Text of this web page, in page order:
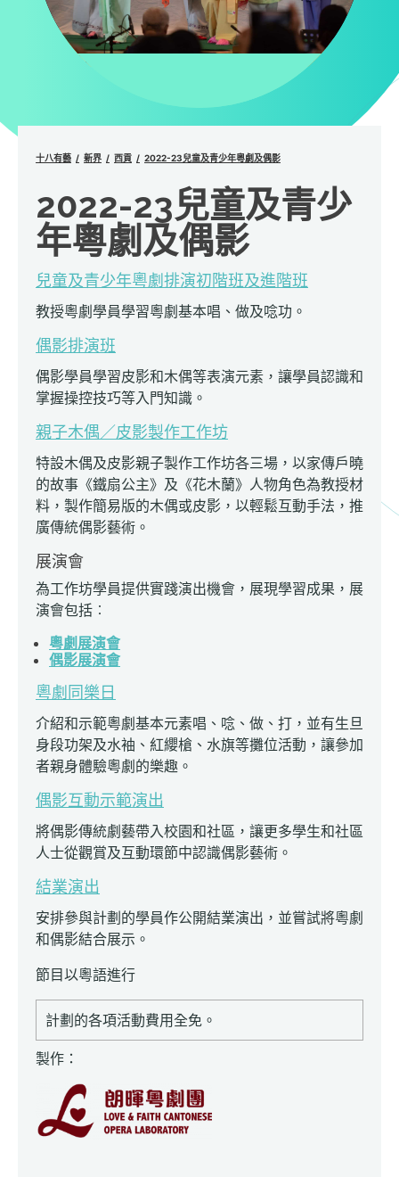
十八有藝 新界 西貢 2022-23兒童及青少年粵劇及偶影
2022-23兒童及青少
年粵劇及偶影
兒童及青少年粵劇排演初階班及進階班
教授粵劇學員學習粵劇基本唱、做及唸功。
偶影排演班
偶影學員學習皮影和木偶等表演元素，讓學員認識和
掌握操控技巧等入門知識。
親子木偶／皮影製作工作坊
特設木偶及皮影親子製作工作坊各三場，以家傳戶曉
的故事《鐵扇公主》及《花木蘭》人物角色為教授材
料，製作簡易版的木偶或皮影，以輕鬆互動手法，推
廣傳統偶影藝術。
展演會
為工作坊學員提供實踐演出機會，展現學習成果，展
演會包括︰
粵劇展演會
偶影展演會
粵劇同樂日
介紹和示範粵劇基本元素唱、唸、做、打，並有生旦
身段功架及水袖、紅纓槍、水旗等攤位活動，讓參加
者親身體驗粵劇的樂趣。
偶影互動示範演出
將偶影傳統劇藝帶入校園和社區，讓更多學生和社區
人士從觀賞及互動環節中認識偶影藝術。
結業演出
安排參與計劃的學員作公開結業演出，並嘗試將粵劇
和偶影結合展示。
節目以粵語進行
計劃的各項活動費用全免。
製作：